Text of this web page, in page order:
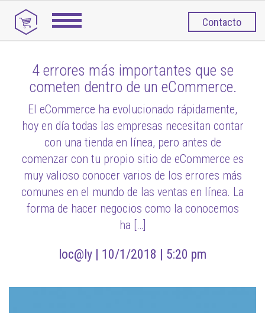
Contacto
4 errores más importantes que se
cometen dentro de un eCommerce.
El eCommerce ha evolucionado rápidamente,
hoy en día todas las empresas necesitan contar
con una tienda en línea, pero antes de
comenzar con tu propio sitio de eCommerce es
muy valioso conocer varios de los errores más
comunes en el mundo de las ventas en línea. La
forma de hacer negocios como la conocemos
ha […]
loc@ly | 10/1/2018 | 5:20 pm